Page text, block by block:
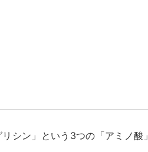
シン」という3つの「アミノ酸」